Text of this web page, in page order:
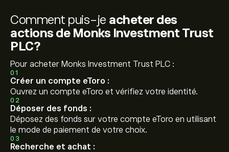
Comment puis-je acheter des
actions de Monks Investment Trust
PLC?
Pour acheter Monks Investment Trust PLC :
01
Créer un compte eToro :
Ouvrez un compte eToro et vérifiez votre identité.
02
Déposer des fonds :
Déposez des fonds sur votre compte eToro en utilisant
le mode de paiement de votre choix.
03
Recherche et achat :